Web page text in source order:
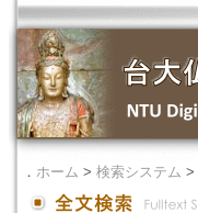
． ホーム > 検索システム >